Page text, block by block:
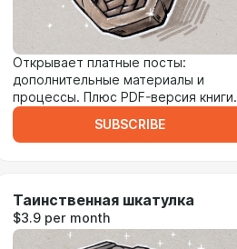
Открывает платные посты:
дополнительные материалы и
процессы. Плюс PDF-версия книги.
SUBSCRIBE
Таинственная шкатулка
$3.9 per month